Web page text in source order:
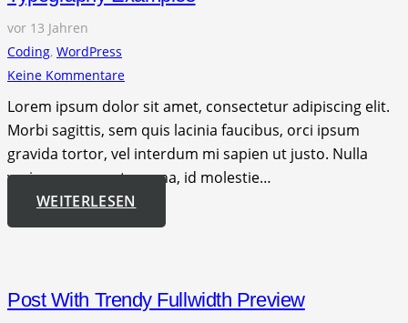
vor 13 Jahren
Coding, WordPress
Keine Kommentare
Lorem ipsum dolor sit amet, consectetur adipiscing elit.
Morbi sagittis, sem quis lacinia faucibus, orci ipsum
gravida tortor, vel interdum mi sapien ut justo. Nulla
varius consequat magna, id molestie…
WEITERLESEN
Post With Trendy Fullwidth Preview